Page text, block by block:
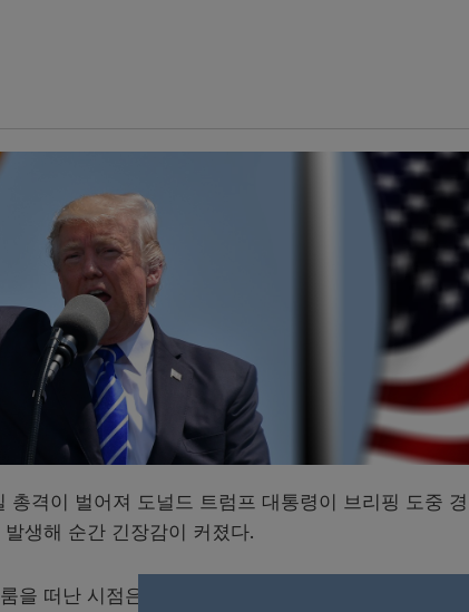
총격이 벌어져 도널드 트럼프 대통령이 브리핑 도중
생해 순간 긴장감이 커졌다.
을 떠난 시점은 브리핑을 시작한 지 3분이 좀 지나서